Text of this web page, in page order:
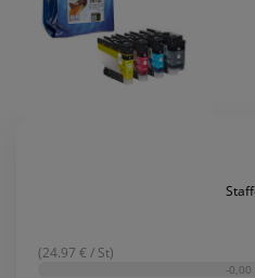
(24.97 € / St)
-0,00